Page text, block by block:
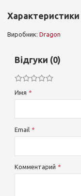
Характеристики
Виробник: Dragon
Відгуки (0)
Имя
Email
Комментарий